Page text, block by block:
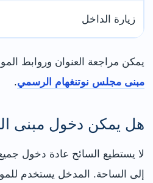
زيارة الداخل
يمكن مراجعة العنوان وروابط
مبنى مجلس نوتنغهام الرسمي.
هل يمكن دخول مبنى
لا يستطيع السائح عادة دخول
إلى الساحة. المدخل يستخدم